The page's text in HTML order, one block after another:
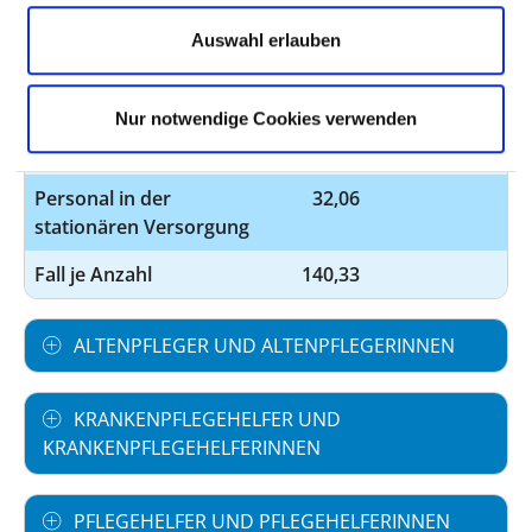
Auswahl erlauben
Nur notwendige Cookies verwenden
Personal ohne direktes
Beschäftigungsverhältnis
8,88
Personal in der
ambulanten Versorgung
5,00
Personal in der
stationären Versorgung
32,06
Fall je Anzahl 140,33
ALTENPFLEGER UND ALTENPFLEGERINNEN
KRANKENPFLEGEHELFER UND
KRANKENPFLEGEHELFERINNEN
PFLEGEHELFER UND PFLEGEHELFERINNEN